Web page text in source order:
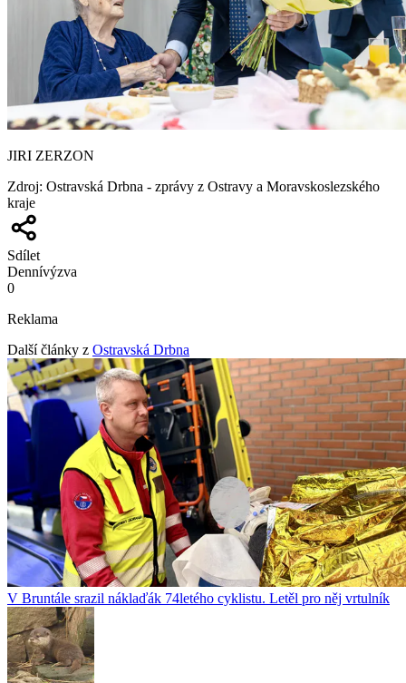
JIRI ZERZON
Zdroj: Ostravská Drbna - zprávy z Ostravy a Moravskoslezského
kraje
Sdílet
Dennívýzva
0
Reklama
Další články z Ostravská Drbna
V Bruntále srazil náklaďák 74letého cyklistu. Letěl pro něj vrtulník